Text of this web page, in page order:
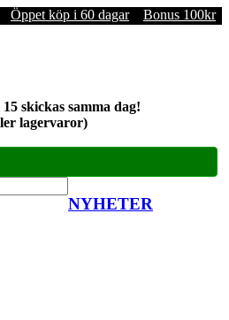
Öppet köp i 60 dagar Bonus 100kr
skickas samma dag!
lagervaror)
NYHETER